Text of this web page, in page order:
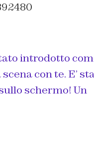
introdotto
con te. E’
schermo! Un